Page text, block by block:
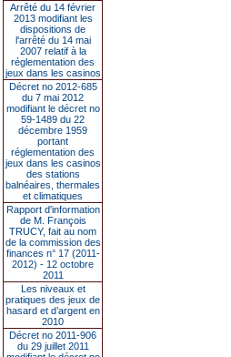
Arrêté du 14 février
2013 modifiant les
dispositions de
l'arrêté du 14 mai
2007 relatif à la
réglementation des
jeux dans les casinos
Décret no 2012-685
du 7 mai 2012
modifiant le décret no
59-1489 du 22
décembre 1959
portant
réglementation des
jeux dans les casinos
des stations
balnéaires, thermales
et climatiques
Rapport d'information
de M. François
TRUCY, fait au nom
de la commission des
finances n° 17 (2011-
2012) - 12 octobre
2011
Les niveaux et
pratiques des jeux de
hasard et d’argent en
2010
Décret no 2011-906
du 29 juillet 2011